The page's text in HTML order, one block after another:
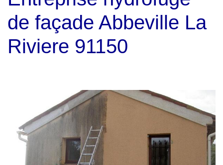
de façade Abbeville La
Riviere 91150